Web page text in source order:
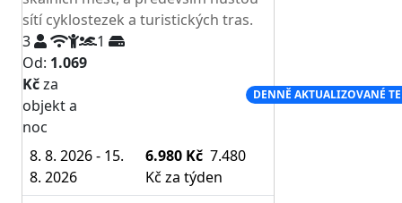
sítí cyklostezek a turistických tras.
3
1
Od: 1.069
Kčza
objekt a
noc
DENNĚ AKTUALIZOVANÉ
8. 8. 2026 - 15.
8. 2026
6.980 Kč 7.480
Kč za týden